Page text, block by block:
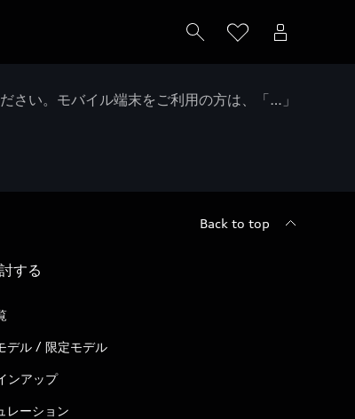
さい。モバイル端末をご利用の方は、「…」
Back to top
する
デル / 限定モデル
ンアップ
レーション